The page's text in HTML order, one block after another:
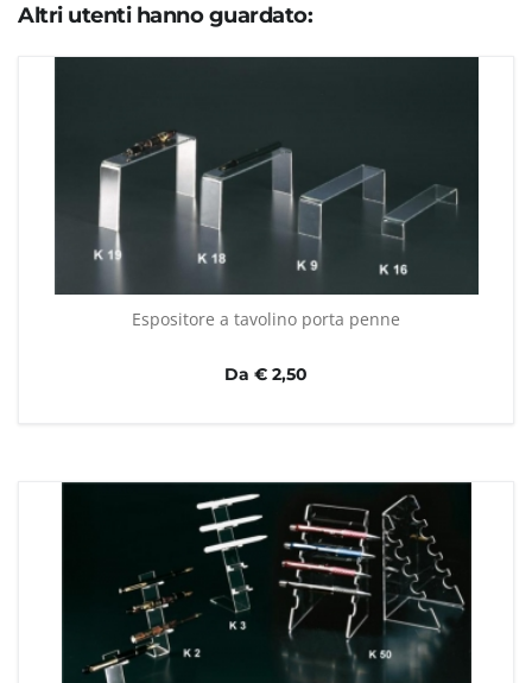
Altri utenti hanno guardato:
Espositore a tavolino porta penne
Da € 2,50